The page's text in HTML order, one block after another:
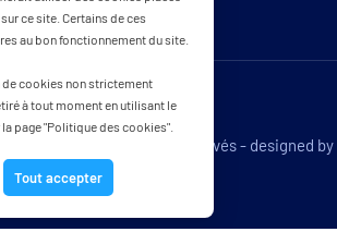
ce site. Certains de ces
au bon fonctionnement du site.
cookies non strictement
à tout moment en utilisant le
page "Politique des cookies".
Tout accepter
Tous droits réservés - designed by